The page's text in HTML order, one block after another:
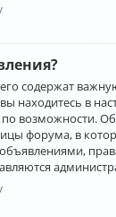
содержат
находитесь в
возможности.
форума, в